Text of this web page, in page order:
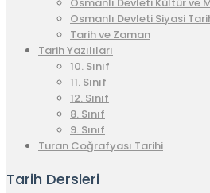
Osmanlı Devleti Siyasi
Tarih ve Zaman
Tarih Yazılıları
10. Sınıf
11. Sınıf
12. Sınıf
8. Sınıf
9. Sınıf
Turan Coğrafyası Tarihi
Tarih Dersleri